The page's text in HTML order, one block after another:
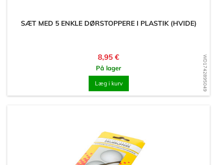
WD1742895049
SÆT MED 5 ENKLE DØRSTOPPERE I PLASTIK (HVIDE)
Pris
8,95 €
På lager
Læg i kurv